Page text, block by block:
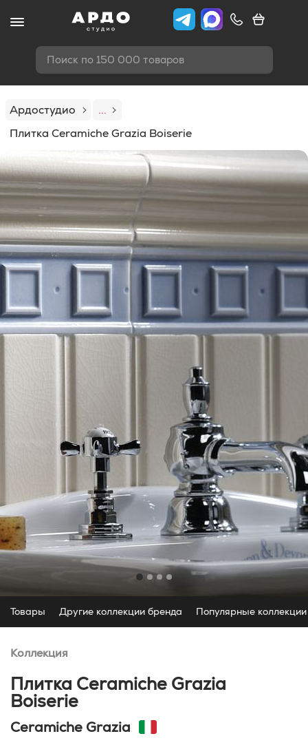
Поиск по 150 000 товаров
Ардостудио
...
Плитка Ceramiche Grazia Boiserie
Товары Другие коллекции бренда Популярные коллекции
Коллекция
Плитка Ceramiche Grazia
Boiserie
Ceramiche Grazia